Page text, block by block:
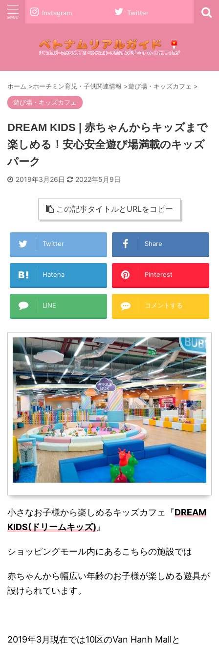
Instagram Twitter
ホーム >ホーチミン育児・子供関連情報 >遊び場・キッズカフェ >
遊び場・キッズカフェ
DREAM KIDS | 赤ちゃんからキッズまで
楽しめる！安心安全遊び場満載のキッズ
パーク
2019年3月26日 2022年5月9日
この記事タイトルとURLをコピー
Twitter Share
Hatena Pinterest
LINE コメントする
小さなお子様から楽しめるキッズカフェ『DREAM
KIDS(ドリームキッズ) 』
ショッピングモール内にあるこちらの施設では
赤ちゃんから幅広い年齢のお子様が楽しめる遊具が
設けられています。
2019年3月現在では10区のVan Hanh Mallと